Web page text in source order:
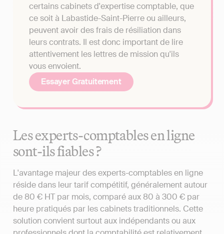
certains cabinets d'expertise comptable, que
ce soit à Labastide-Saint-Pierre ou ailleurs,
peuvent avoir des frais de résiliation dans
leurs contrats. Il est donc important de lire
attentivement les lettres de mission qu'ils
vous envoient.
Essayer Gratuitement
Les experts-comptables en ligne
sont-ils fiables ?
L'avantage majeur des experts-comptables en ligne
réside dans leur tarif compétitif, généralement autour
de 80 € HT par mois, comparé aux 80 à 300 € par
heure pratiqués par les cabinets traditionnels. Cette
solution convient surtout aux indépendants ou aux